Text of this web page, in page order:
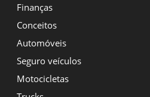
Finanças
Conceitos
Automóveis
Seguro veículos
Motocicletas